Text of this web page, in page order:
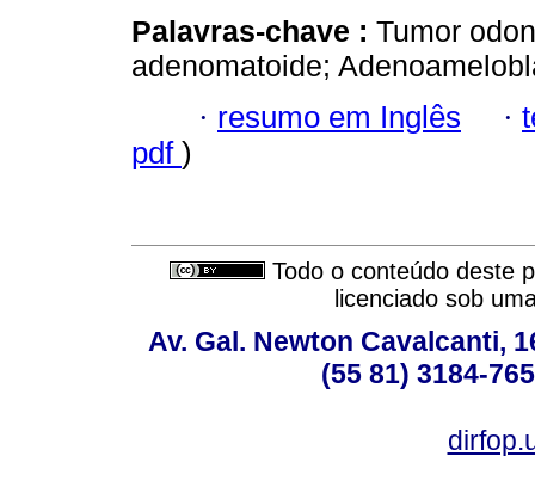
Palavras-chave : Tumor
adenomatoide;
· resumo em Inglês ·
pdf )
Todo o conteúdo deste
licenciado sob
Av. Gal. Newton Cavalcanti,
(55 81) 3184-